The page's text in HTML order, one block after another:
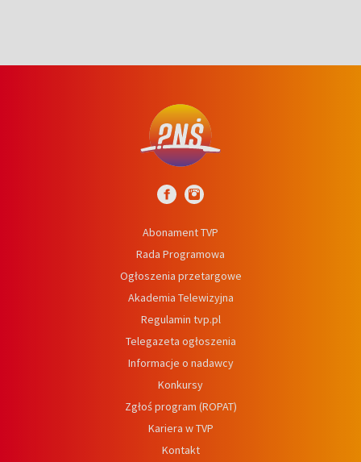
Abonament TVP
Rada Programowa
Ogłoszenia przetargowe
Akademia Telewizyjna
Regulamin tvp.pl
Telegazeta ogłoszenia
Informacje o nadawcy
Konkursy
Zgłoś program (ROPAT)
Kariera w TVP
Kontakt